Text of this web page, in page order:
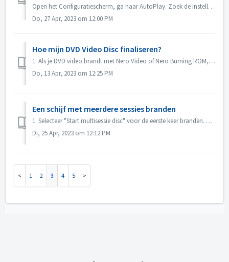
Open het Configuratiescherm, ga naar AutoPlay. Zoek de instelling van elke DVD of CD. Stel in op 'Vraag me elke keer' of 'Geen actie ondernemen&...
Do, 27 Apr, 2023 om 12:00 PM
Hoe mijn DVD Video Disc finaliseren?
1. Als je DVD video brandt met Nero Video of Nero Burning ROM, wordt de disc automatisch gefinaliseerd en kan deze op de meeste spelers worden afgespeeld. ...
Do, 13 Apr, 2023 om 12:25 PM
Een schijf met meerdere sessies branden
1. Selecteer "Start multisessie disc" voor de eerste keer branden. 2. Plaats de gebrande disk opnieuw. 3. Selecteer "Continue Multis...
Di, 25 Apr, 2023 om 12:12 PM
1 2 3 4 5